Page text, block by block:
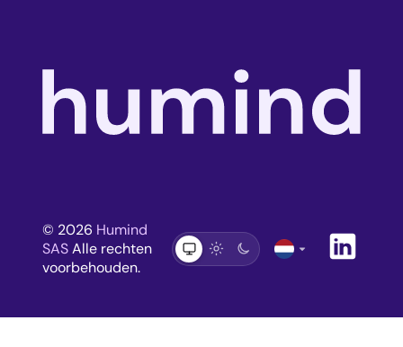
© 2026 Humind
SASAlle rechten
voorbehouden.
arrow_drop_down